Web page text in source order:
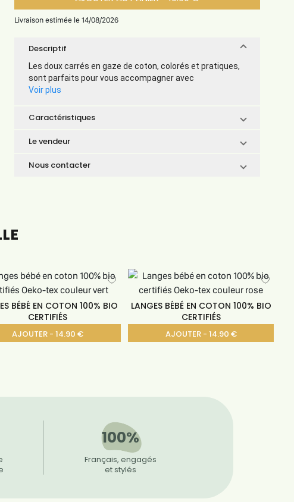
Livraison estimée le 14/08/2026
Descriptif
Les doux carrés en gaze de coton, colorés et pratiques,
sont parfaits pour vous accompagner avec
Voir plus
Caractéristiques
Le vendeur
Nous contacter
BÉBÉ EN COTON 100% BIO
CERTIFIÉS
AJOUTER - 14.90 €
LANGES BÉBÉ EN COTON 100% BIO
CERTIFIÉS
AJOUTER - 14.90 €
100%
Français, engagés
et stylés